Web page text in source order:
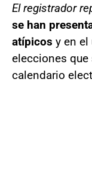
El registrador
se han
atípicos y en
elecciones que
calendario